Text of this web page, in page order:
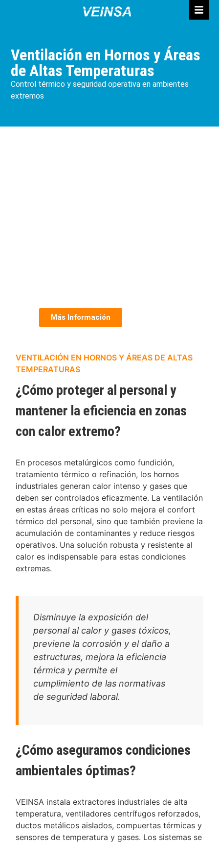
Ventilación en Hornos y Áreas
de Altas Temperaturas
Control térmico y seguridad operativa en ambientes
extremos
Más Información
VENTILACIÓN EN HORNOS Y ÁREAS DE ALTAS
TEMPERATURAS
¿Cómo proteger al personal y
mantener la eficiencia en zonas
con calor extremo?
En procesos metalúrgicos como fundición,
tratamiento térmico o refinación, los hornos
industriales generan calor intenso y gases que
deben ser controlados eficazmente. La ventilación
en estas áreas críticas no solo mejora el confort
térmico del personal, sino que también previene la
acumulación de contaminantes y reduce riesgos
operativos. Una solución robusta y resistente al
calor es indispensable para estas condiciones
extremas.
Disminuye la exposición del
personal al calor y gases tóxicos,
previene la corrosión y el daño a
estructuras, mejora la eficiencia
térmica y permite el
cumplimiento de las normativas
de seguridad laboral.
¿Cómo aseguramos condiciones
ambientales óptimas?
VEINSA instala extractores industriales de alta
temperatura, ventiladores centrífugos reforzados,
ductos metálicos aislados, compuertas térmicas y
sensores de temperatura y gases. Los sistemas se